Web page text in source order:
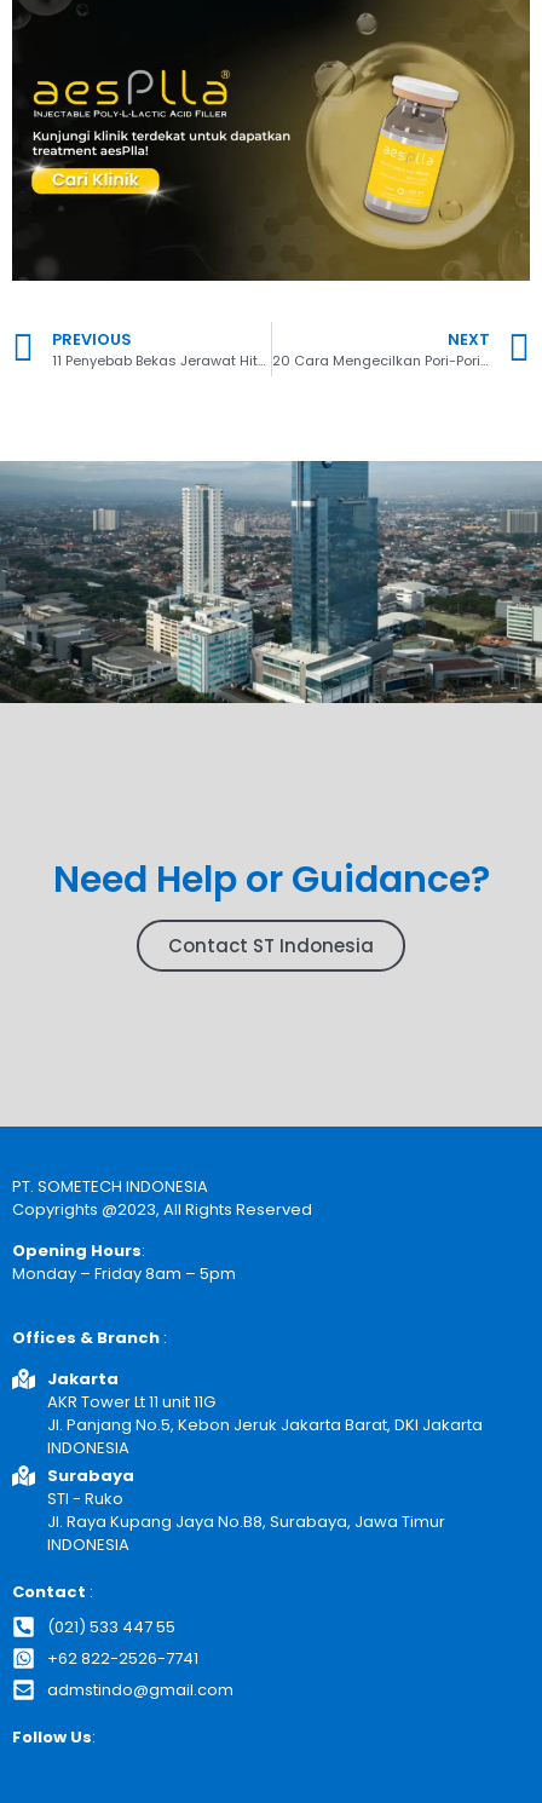
PREVIOUS
11 Penyebab Bekas Jerawat Hitam di Pipi dan Cara Menghilangkannya dengan Cepat
NEXT
20 Cara Mengecilkan Pori-Pori Wajah Secara Alami dan Cepat
Need Help or Guidance?
Contact ST Indonesia
PT. SOMETECH INDONESIA
Copyrights @2023, All Rights Reserved
Opening Hours:
Monday – Friday 8am – 5pm
Offices & Branch :
Jakarta
AKR Tower Lt 11 unit 11G
Jl. Panjang No.5, Kebon Jeruk Jakarta Barat, DKI Jakarta
INDONESIA
Surabaya
STI - Ruko
Jl. Raya Kupang Jaya No.B8, Surabaya, Jawa Timur
INDONESIA
Contact :
(021) 533 447 55
+62 822-2526-7741
admstindo@gmail.com
Follow Us: